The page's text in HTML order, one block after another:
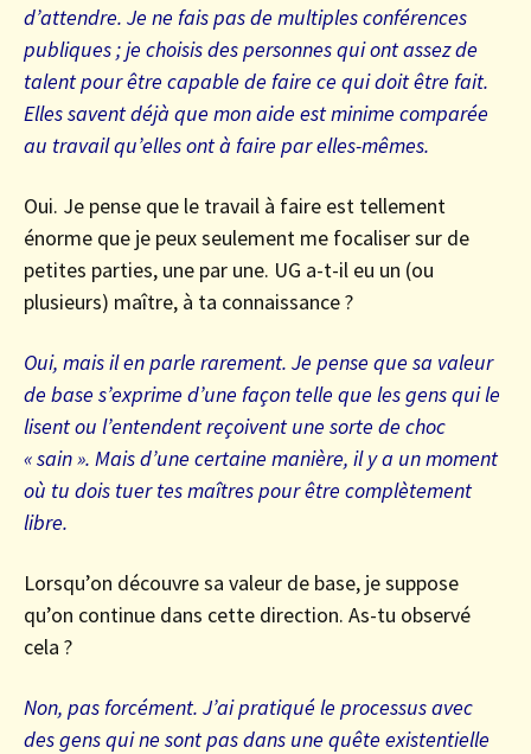
d’attendre. Je ne fais pas de multiples conférences
publiques ; je choisis des personnes qui ont assez de
talent pour être capable de faire ce qui doit être fait.
Elles savent déjà que mon aide est minime comparée
au travail qu’elles ont à faire par elles-mêmes.
Oui. Je pense que le travail à faire est tellement
énorme que je peux seulement me focaliser sur de
petites parties, une par une. UG a-t-il eu un (ou
plusieurs) maître, à ta connaissance ?
Oui, mais il en parle rarement. Je pense que sa valeur
de base s’exprime d’une façon telle que les gens qui le
lisent ou l’entendent reçoivent une sorte de choc
« sain ». Mais d’une certaine manière, il y a un moment
où tu dois tuer tes maîtres pour être complètement
libre.
Lorsqu’on découvre sa valeur de base, je suppose
qu’on continue dans cette direction. As-tu observé
cela ?
Non, pas forcément. J’ai pratiqué le processus avec
des gens qui ne sont pas dans une quête existentielle